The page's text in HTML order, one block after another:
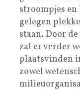
stroompjes en
gelegen
staan. Door
zal er verder
plaatsvinden
zowel